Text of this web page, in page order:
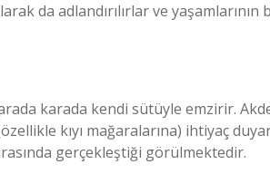
da adlandırılırlar ve yaşamlarının
karada kendi sütüyle emzirir.
kıyı mağaralarına) ihtiyaç
gerçekleştiği görülmektedir.